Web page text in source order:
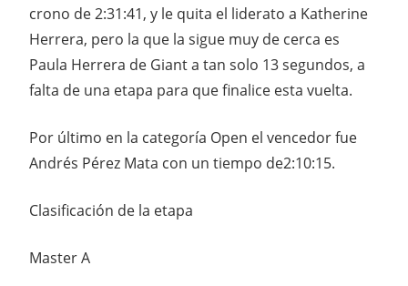
crono de 2:31:41, y le quita el liderato a Katherine
Herrera, pero la que la sigue muy de cerca es
Paula Herrera de Giant a tan solo 13 segundos, a
falta de una etapa para que finalice esta vuelta.
Por último en la categoría Open el vencedor fue
Andrés Pérez Mata con un tiempo de2:10:15.
Clasificación de la etapa
Master A